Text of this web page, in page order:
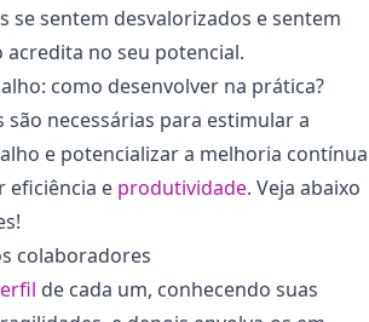
se sentem desvalorizados e sentem
acredita no seu potencial.
como desenvolver na prática?
são necessárias para estimular a
e potencializar a melhoria contínua
eficiência e produtividade. Veja abaixo
colaboradores
de cada um, conhecendo suas